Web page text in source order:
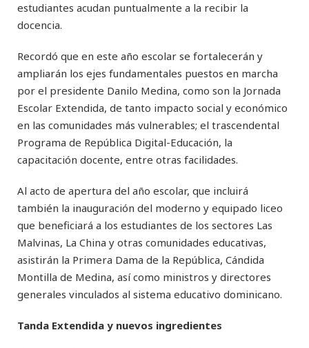
estudiantes acudan puntualmente a la recibir la
docencia.
Recordó que en este año escolar se fortalecerán y
ampliarán los ejes fundamentales puestos en marcha
por el presidente Danilo Medina, como son la Jornada
Escolar Extendida, de tanto impacto social y económico
en las comunidades más vulnerables; el trascendental
Programa de República Digital-Educación, la
capacitación docente, entre otras facilidades.
Al acto de apertura del año escolar, que incluirá
también la inauguración del moderno y equipado liceo
que beneficiará a los estudiantes de los sectores Las
Malvinas, La China y otras comunidades educativas,
asistirán la Primera Dama de la República, Cándida
Montilla de Medina, así como ministros y directores
generales vinculados al sistema educativo dominicano.
Tanda Extendida y nuevos ingredientes